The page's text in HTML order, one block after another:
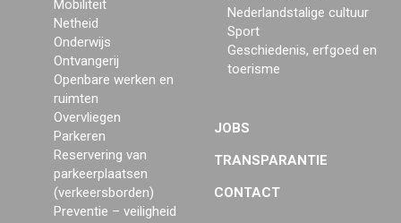
Mobiliteit
Netheid
Onderwijs
Ontvangerij
Openbare werken en
ruimten
Overvliegen
Parkeren
Reservering van
parkeerplaatsen
(verkeersborden)
Preventie – veiligheid
Nederlandstalige cultuur
Sport
Geschiedenis, erfgoed en
toerisme
JOBS
TRANSPARANTIE
CONTACT